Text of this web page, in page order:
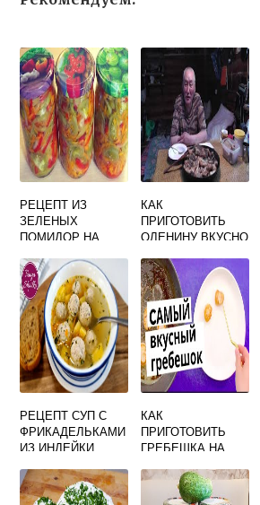
РЕЦЕПТ ИЗ
ЗЕЛЕНЫХ
ПОМИДОР НА
САМЫЙ ВКУСНЫЙ
САЛАТ
КАК
ПРИГОТОВИТЬ
ОЛЕНИНУ ВКУСНО
РЕЦЕПТ СУП С
ФРИКАДЕЛЬКАМИ
ИЗ ИНДЕЙКИ
КАК
ПРИГОТОВИТЬ
ГРЕБЕШКА НА
ВКУСНО
МОРСКОГО